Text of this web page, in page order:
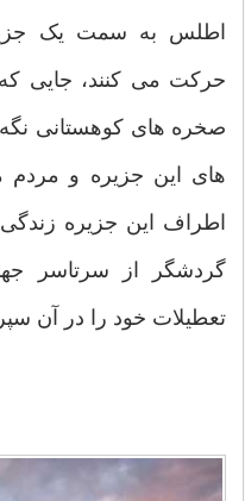
اطلس به سمت یک
حرکت می کنند، جایی
صخره های کوهستانی نگه
های این جزیره و مردم
اطراف این جزیره
گردشگر از سرتاسر
تعطیلات خود را در آن